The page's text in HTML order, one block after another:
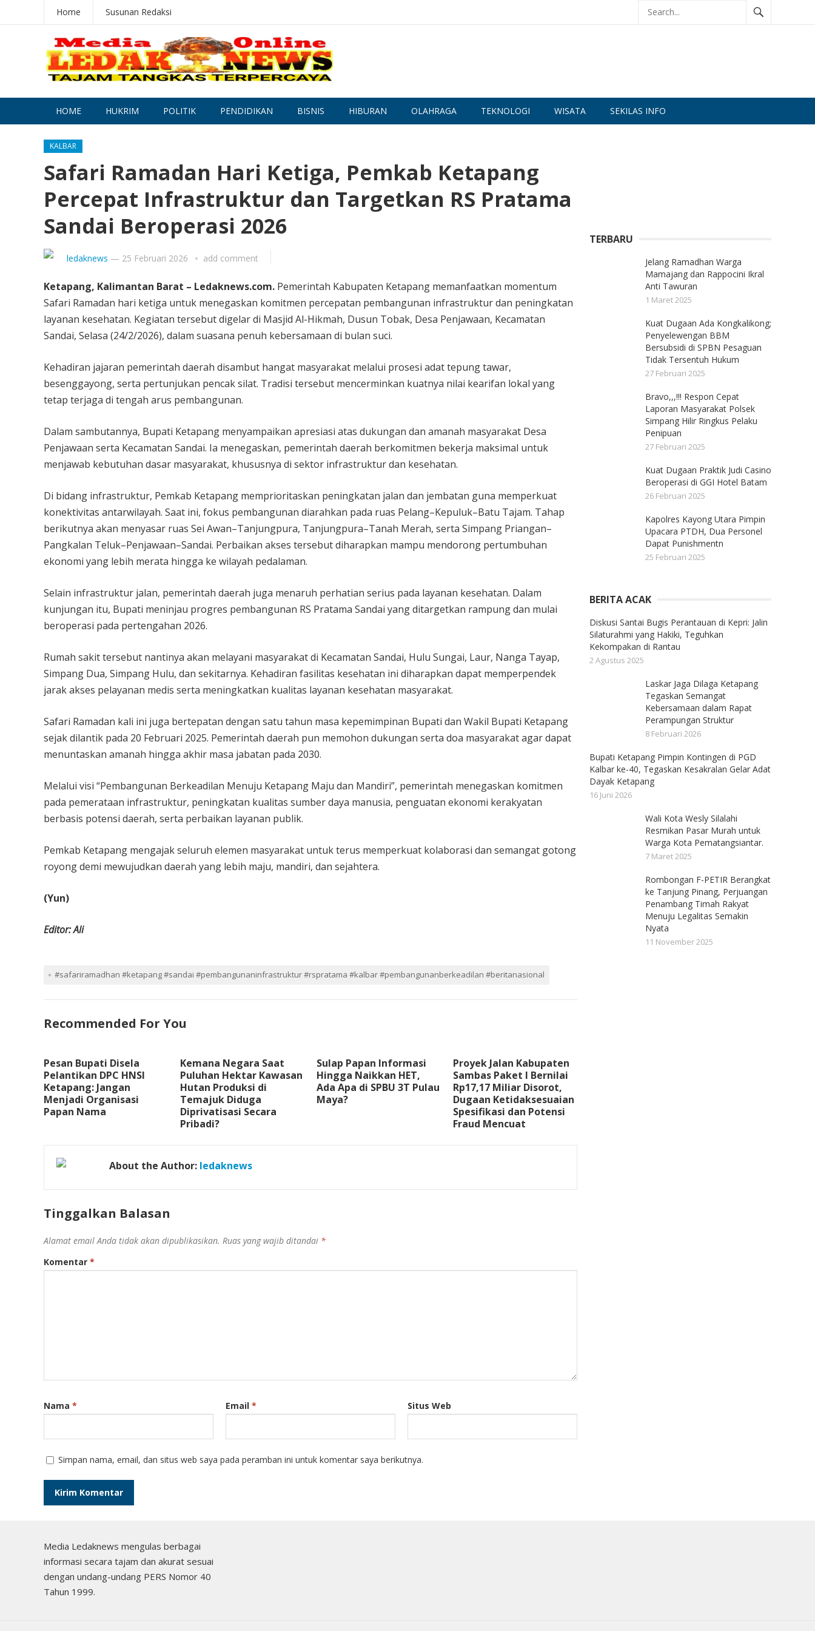
Home Susunan Redaksi
HOME HUKRIM POLITIK PENDIDIKAN BISNIS HIBURAN OLAHRAGA TEKNOLOGI WISATA SEKILAS INFO
KALBAR
Safari Ramadan Hari Ketiga, Pemkab Ketapang
Percepat Infrastruktur dan Targetkan RS Pratama
Sandai Beroperasi 2026
ledaknews — 25 Februari 2026 add comment
Ketapang, Kalimantan Barat – Ledaknews.com. Pemerintah Kabupaten Ketapang memanfaatkan momentum
Safari Ramadan hari ketiga untuk menegaskan komitmen percepatan pembangunan infrastruktur dan peningkatan
layanan kesehatan. Kegiatan tersebut digelar di Masjid Al-Hikmah, Dusun Tobak, Desa Penjawaan, Kecamatan
Sandai, Selasa (24/2/2026), dalam suasana penuh kebersamaan di bulan suci.
Kehadiran jajaran pemerintah daerah disambut hangat masyarakat melalui prosesi adat tepung tawar,
besenggayong, serta pertunjukan pencak silat. Tradisi tersebut mencerminkan kuatnya nilai kearifan lokal yang
tetap terjaga di tengah arus pembangunan.
Dalam sambutannya, Bupati Ketapang menyampaikan apresiasi atas dukungan dan amanah masyarakat Desa
Penjawaan serta Kecamatan Sandai. Ia menegaskan, pemerintah daerah berkomitmen bekerja maksimal untuk
menjawab kebutuhan dasar masyarakat, khususnya di sektor infrastruktur dan kesehatan.
Di bidang infrastruktur, Pemkab Ketapang memprioritaskan peningkatan jalan dan jembatan guna memperkuat
konektivitas antarwilayah. Saat ini, fokus pembangunan diarahkan pada ruas Pelang–Kepuluk–Batu Tajam. Tahap
berikutnya akan menyasar ruas Sei Awan–Tanjungpura, Tanjungpura–Tanah Merah, serta Simpang Priangan–
Pangkalan Teluk–Penjawaan–Sandai. Perbaikan akses tersebut diharapkan mampu mendorong pertumbuhan
ekonomi yang lebih merata hingga ke wilayah pedalaman.
Selain infrastruktur jalan, pemerintah daerah juga menaruh perhatian serius pada layanan kesehatan. Dalam
kunjungan itu, Bupati meninjau progres pembangunan RS Pratama Sandai yang ditargetkan rampung dan mulai
beroperasi pada pertengahan 2026.
Rumah sakit tersebut nantinya akan melayani masyarakat di Kecamatan Sandai, Hulu Sungai, Laur, Nanga Tayap,
Simpang Dua, Simpang Hulu, dan sekitarnya. Kehadiran fasilitas kesehatan ini diharapkan dapat memperpendek
jarak akses pelayanan medis serta meningkatkan kualitas layanan kesehatan masyarakat.
Safari Ramadan kali ini juga bertepatan dengan satu tahun masa kepemimpinan Bupati dan Wakil Bupati Ketapang
sejak dilantik pada 20 Februari 2025. Pemerintah daerah pun memohon dukungan serta doa masyarakat agar dapat
menuntaskan amanah hingga akhir masa jabatan pada 2030.
Melalui visi “Pembangunan Berkeadilan Menuju Ketapang Maju dan Mandiri”, pemerintah menegaskan komitmen
pada pemerataan infrastruktur, peningkatan kualitas sumber daya manusia, penguatan ekonomi kerakyatan
berbasis potensi daerah, serta perbaikan layanan publik.
Pemkab Ketapang mengajak seluruh elemen masyarakat untuk terus memperkuat kolaborasi dan semangat gotong
royong demi mewujudkan daerah yang lebih maju, mandiri, dan sejahtera.
(Yun)
Editor: Ali
#safariramadhan #ketapang #sandai #pembangunaninfrastruktur #rspratama #kalbar #pembangunanberkeadilan #beritanasional
Recommended For You
Pesan Bupati Disela
Pelantikan DPC HNSI
Ketapang: Jangan
Menjadi Organisasi
Papan Nama
Kemana Negara Saat
Puluhan Hektar Kawasan
Hutan Produksi di
Temajuk Diduga
Diprivatisasi Secara
Pribadi?
Sulap Papan Informasi
Hingga Naikkan HET,
Ada Apa di SPBU 3T Pulau
Maya?
Proyek Jalan Kabupaten
Sambas Paket I Bernilai
Rp17,17 Miliar Disorot,
Dugaan Ketidaksesuaian
Spesifikasi dan Potensi
Fraud Mencuat
About the Author: ledaknews
Tinggalkan Balasan
Alamat email Anda tidak akan dipublikasikan. Ruas yang wajib ditandai *
Komentar *
Nama * Email * Situs Web
Simpan nama, email, dan situs web saya pada peramban ini untuk komentar saya berikutnya.
TERBARU
Jelang Ramadhan Warga
Mamajang dan Rappocini Ikral
Anti Tawuran
1 Maret 2025
Kuat Dugaan Ada Kongkalikong;
Penyelewengan BBM
Bersubsidi di SPBN Pesaguan
Tidak Tersentuh Hukum
27 Februari 2025
Bravo,,,!!! Respon Cepat
Laporan Masyarakat Polsek
Simpang Hilir Ringkus Pelaku
Penipuan
27 Februari 2025
Kuat Dugaan Praktik Judi Casino
Beroperasi di GGI Hotel Batam
26 Februari 2025
Kapolres Kayong Utara Pimpin
Upacara PTDH, Dua Personel
Dapat Punishmentn
25 Februari 2025
BERITA ACAK
Diskusi Santai Bugis Perantauan di Kepri: Jalin
Silaturahmi yang Hakiki, Teguhkan
Kekompakan di Rantau
2 Agustus 2025
Laskar Jaga Dilaga Ketapang
Tegaskan Semangat
Kebersamaan dalam Rapat
Perampungan Struktur
8 Februari 2026
Bupati Ketapang Pimpin Kontingen di PGD
Kalbar ke-40, Tegaskan Kesakralan Gelar Adat
Dayak Ketapang
16 Juni 2026
Wali Kota Wesly Silalahi
Resmikan Pasar Murah untuk
Warga Kota Pematangsiantar.
7 Maret 2025
Rombongan F-PETIR Berangkat
ke Tanjung Pinang, Perjuangan
Penambang Timah Rakyat
Menuju Legalitas Semakin
Nyata
11 November 2025
Media Ledaknews mengulas berbagai
informasi secara tajam dan akurat sesuai
dengan undang-undang PERS Nomor 40
Tahun 1999.